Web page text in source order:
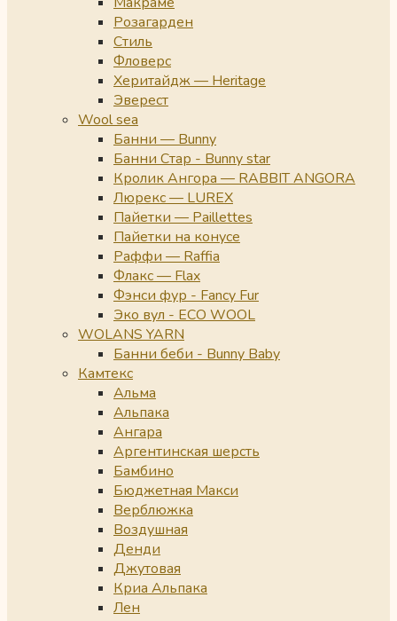
Розагарден
Стиль
Фловерс
Херитайдж — Heritage
Эверест
Wool sea
Банни — Bunny
Банни Стар - Bunny star
Кролик Ангора — RABBIT ANGORA
Люрекс — LUREX
Пайетки — Paillettes
Пайетки на конусе
Раффи — Raffia
Флакс — Flax
Фэнси фур - Fancy Fur
Эко вул - ECO WOOL
WOLANS YARN
Банни беби - Bunny Baby
Камтекс
Альма
Альпака
Ангара
Аргентинская шерсть
Бамбино
Бюджетная Макси
Верблюжка
Воздушная
Денди
Джутовая
Криа Альпака
Лен